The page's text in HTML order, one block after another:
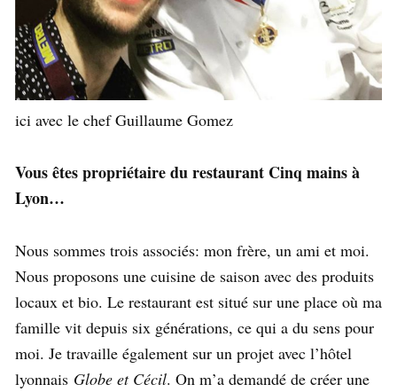
ici avec le chef Guillaume Gomez
Vous êtes propriétaire du restaurant Cinq mains à
Lyon…
Nous sommes trois associés: mon frère, un ami et moi.
Nous proposons une cuisine de saison avec des produits
locaux et bio. Le restaurant est situé sur une place où ma
famille vit depuis six générations, ce qui a du sens pour
moi. Je travaille également sur un projet avec l’hôtel
lyonnais Globe et Cécil. On m’a demandé de créer une